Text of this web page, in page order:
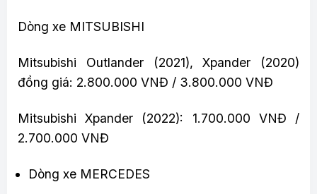
Dòng xe MITSUBISHI
Mitsubishi Outlander (2021), Xpander (2020)
đồng giá: 2.800.000 VNĐ / 3.800.000 VNĐ
Mitsubishi Xpander (2022): 1.700.000 VNĐ /
2.700.000 VNĐ
Dòng xe MERCEDES